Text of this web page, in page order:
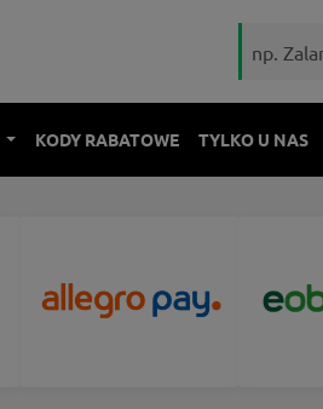
KODY RABATOWE TYLKO U NAS